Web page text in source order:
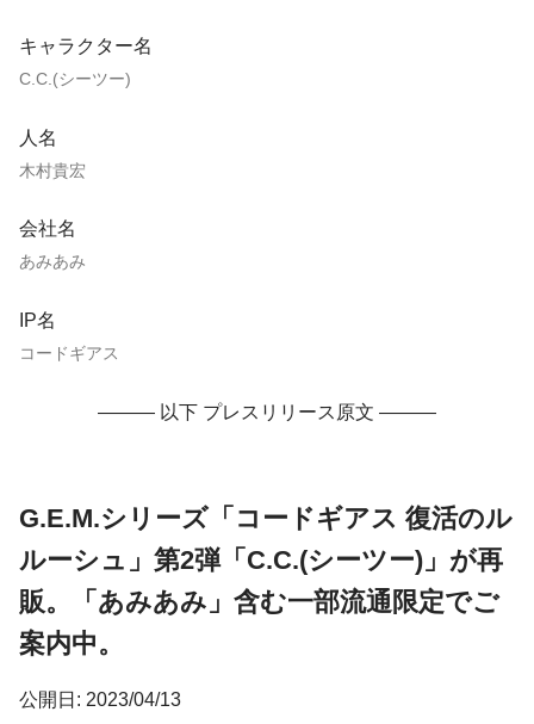
キャラクター名
C.C.(シーツー)
人名
木村貴宏
会社名
あみあみ
IP名
コードギアス
——— 以下 プレスリリース原文 ———
G.E.M.シリーズ「コードギアス 復活のル
ルーシュ」第2弾「C.C.(シーツー)」が再
販。「あみあみ」含む一部流通限定でご
案内中。
公開日: 2023/04/13